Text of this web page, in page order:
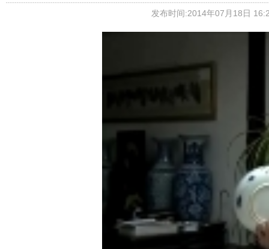
发布时间:2014年07月18日